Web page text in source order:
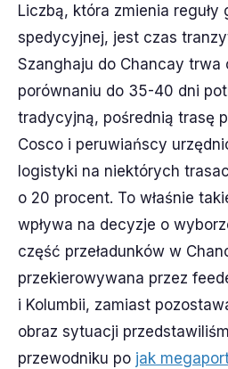
Liczbą, która zmienia
spedycyjnej, jest czas
Szanghaju do Chancay trwa
porównaniu do 35-40 dni
tradycyjną, pośrednią trasę
Cosco i peruwiańscy
logistyki na niektórych
o 20 procent. To właśnie
wpływa na decyzje o
część przeładunków w
przekierowywana przez
i Kolumbii, zamiast
obraz sytuacji
przewodniku po jak